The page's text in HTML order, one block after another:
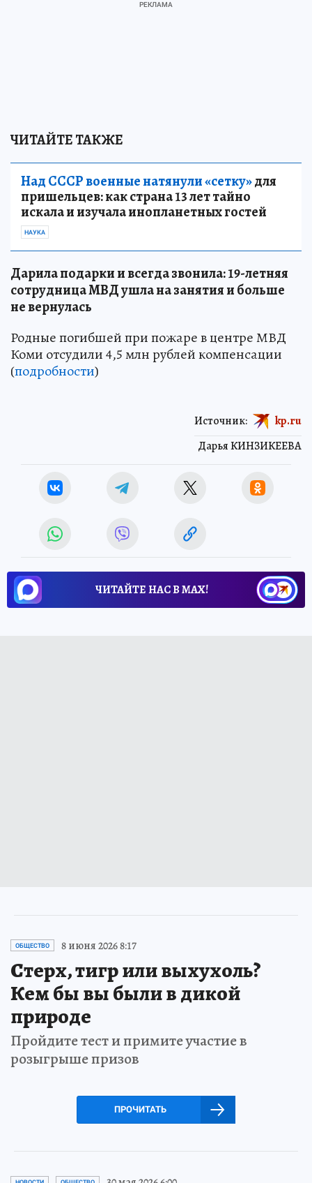
ЧИТАЙТЕ ТАКЖЕ
Над СССР военные натянули «сетку»для
пришельцев: как страна 13 лет тайно
искала и изучала инопланетных гостей
НАУКА
Дарила подарки и всегда звонила: 19-летняя
сотрудница МВД ушла на занятия и больше
не вернулась
Родные погибшей при пожаре в центре МВД
Коми отсудили 4,5 млн рублей компенсации
(подробности)
Дарья КИНЗИКЕЕВА
Источник: kp.ru
ЧИТАЙТЕ НАС В МАХ!
ОБЩЕСТВО 8 июня 2026 8:17
Стерх, тигр или выхухоль?
Кем бы вы были в дикой
природе
Пройдите тест и примите участие в
розыгрыше призов
ПРОЧИТАТЬ